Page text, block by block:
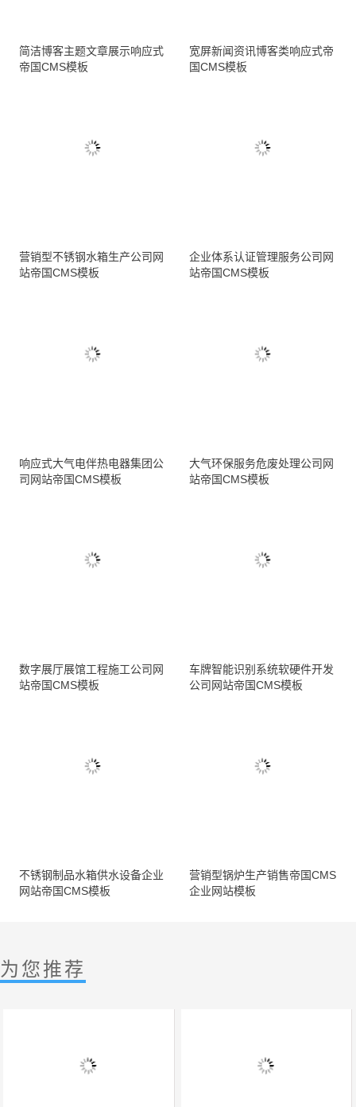
简洁博客主题文章展示响应式
帝国CMS模板
宽屏新闻资讯博客类响应式帝
国CMS模板
营销型不锈钢水箱生产公司网
站帝国CMS模板
企业体系认证管理服务公司网
站帝国CMS模板
响应式大气电伴热电器集团公
司网站帝国CMS模板
大气环保服务危废处理公司网
站帝国CMS模板
数字展厅展馆工程施工公司网
站帝国CMS模板
车牌智能识别系统软硬件开发
公司网站帝国CMS模板
不锈钢制品水箱供水设备企业
网站帝国CMS模板
营销型锅炉生产销售帝国CMS
企业网站模板
为您推荐